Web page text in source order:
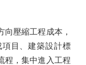
壓縮工程成本，
目、建築設計標
程，集中進入工程